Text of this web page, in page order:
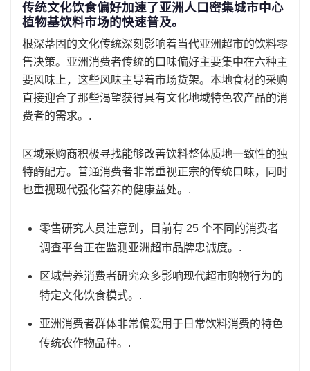
传统文化饮食偏好加速了亚洲人口密集城市中心
植物基饮料市场的快速普及。
根深蒂固的文化传统深刻影响着当代亚洲超市的饮料零
售决策。亚洲消费者传统的口味偏好主要集中在六种主
要风味上，这些风味主导着市场货架。本地食材的采购
直接迎合了那些渴望获得具有文化地域特色农产品的消
费者的需求。.
区域采购商积极寻找能够改善饮料整体质地一致性的独
特酶配方。普通消费者非常重视正宗的传统口味，同时
也重视现代强化营养的健康益处。.
零售研究人员注意到，目前有 25 个不同的消费者
调查平台正在监测亚洲超市品牌忠诚度。.
区域营养消费者研究众多影响现代超市购物行为的
特定文化饮食模式。.
亚洲消费者群体非常偏爱用于日常饮料消费的特色
传统农作物品种。.